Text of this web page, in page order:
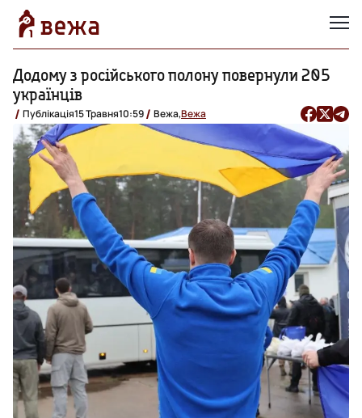
Додому з російського полону повернули 205
українців
Публікація15 Травня10:59 Вежа,Вежа